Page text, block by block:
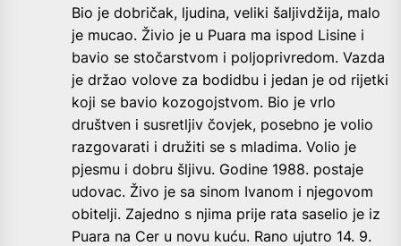
Bio je dobričak, ljudina, veliki šaljivdžija, malo
je mucao. Živio je u Puara ma ispod Lisine i
bavio se stočarstvom i poljoprivredom. Vazda
je držao volove za bodidbu i jedan je od rijetki
koji se bavio kozogojstvom. Bio je vrlo
društven i susretljiv čovjek, posebno je volio
razgovarati i družiti se s mladima. Volio je
pjesmu i dobru šljivu. Godine 1988. postaje
udovac. Živo je sa sinom Ivanom i njegovom
obitelji. Zajedno s njima prije rata saselio je iz
Puara na Cer u novu kuću. Rano ujutro 14. 9.